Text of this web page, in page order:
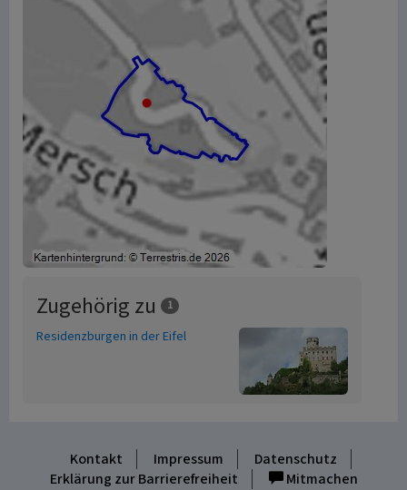
Zugehörig zu 1
Residenzburgen in der Eifel
Kontakt Impressum
Datenschutz
Erklärung zur Barrierefreiheit
Mitmachen